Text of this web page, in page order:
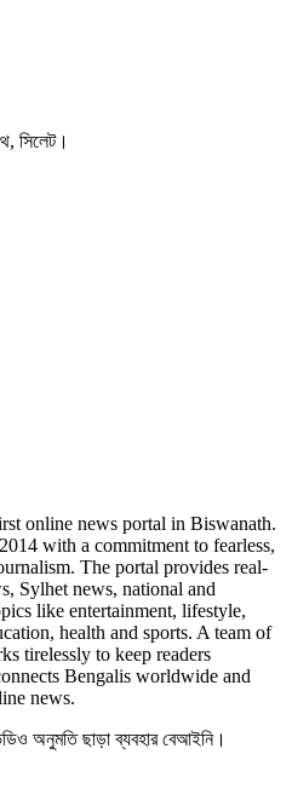
সিলেট।
online news portal in Biswanath.
with a commitment to fearless,
The portal provides real-
Sylhet news, national and
like entertainment, lifestyle,
health and sports. A team of
tirelessly to keep readers
Bengalis worldwide and
news.
অনুমতি ছাড়া ব্যবহার বেআইনি।